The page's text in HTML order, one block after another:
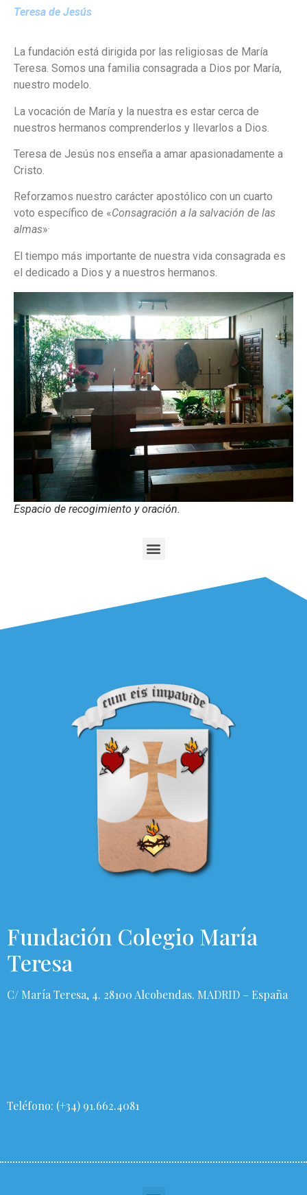
Teresa de Jesús
La fundación está dirigida por las religiosas de María
Teresa. Somos una familia consagrada a Dios por María,
nuestro modelo.
La vocación de María y la nuestra es estar cerca de
nuestros hermanos comprenderlos y llevarlos a Dios.
Teresa de Jesús nos enseña a amar apasionadamente a
Cristo.
Reforzamos nuestro carácter apostólico con un cuarto
voto específico de «Consagración a la salvación de las
almas»·
El tiempo más importante de nuestra vida consagrada es
el dedicado a Dios y a nuestros hermanos
Espacio de recogimiento y oración.
Fundación Colegio María
Teresa
C/ María Teresa, 4. 28100 Alcobendas. MADRID – España
Teléfono: (+34) 91.662.4081